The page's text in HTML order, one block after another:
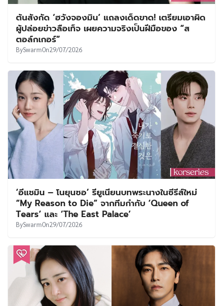
ต้นสังกัด ‘ฮวังจองมิน’ แถลงเด็ดขาด! เตรียมเอาผิด
ผู้ปล่อยข่าวลือเท็จ เผยความจริงเป็นฝีมือของ “ส
ตอล์กเกอร์”
BySwarmOn29/07/2026
‘อีแชมิน – โนยุนซอ’ รียูเนียนบทพระนางในซีรีส์ใหม่
“My Reason to Die” จากทีมกำกับ ‘Queen of
Tears’ และ ‘The East Palace’
BySwarmOn29/07/2026